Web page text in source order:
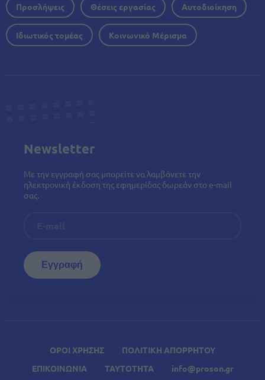
ΟΡΟΙ ΧΡΗΣΗΣ
ΠΟΛΙΤΙΚΗ ΑΠΟΡΡΗΤΟΥ
ΕΠΙΚΟΙΝΩΝΙΑ
ΤΑΥΤΟΤΗΤΑ info@proson.gr
Προσλήψεις Θέσεις εργασίας Αυτοδιοίκηση
Ιδιωτικός τομέας Κοινωνικό Μέρισμα
Newsletter
Με την εγγραφή σας μπορείτε να λαμβάνετε την
ηλεκτρονική έκδοση της εφημερίδας δωρεάν στο e-mail
σας.